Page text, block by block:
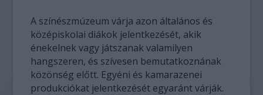
A színészmúzeum várja azon általános és
középiskolai diákok jelentkezését, akik
énekelnek vagy játszanak valamilyen
hangszeren, és szívesen bemutatkoznának
közönség előtt. Egyéni és kamarazenei
produkciókat jelentkezését egyaránt várják.